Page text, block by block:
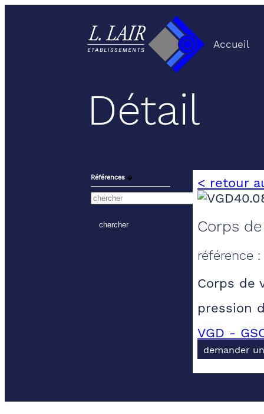
Accueil
Détail
Références ⬙ < retour
Corps
référence
Corps de
pression
VGD -
demander